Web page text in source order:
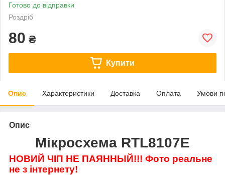
Готово до відправки
Роздріб
80 ₴
Купити
Опис Характеристики Доставка Оплата Умови
Опис
Мікросхема RTL8107E
НОВИЙ ЧІП НЕ ПАЯННЫЙ!!! Фото реальне
не з інтернету!